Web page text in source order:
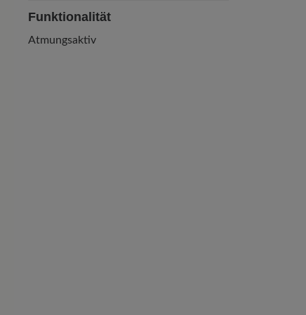
Funktionalität
Atmungsaktiv